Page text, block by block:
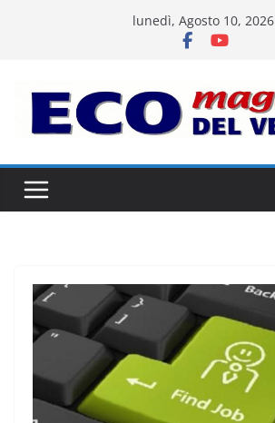
lunedì, Agosto 10, 2026